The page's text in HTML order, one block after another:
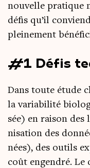
nou­velle pra­tique
défis qu’il
plei­ne­ment
#1 Défis
Dans toute étude
la varia­bi­li­té
sée) en rai­son
ni­sa­tion des
nées), des outils
coût engen­dré.